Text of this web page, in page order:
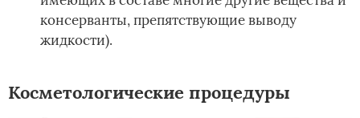
консерванты, препятствующие выводу
жидкости).
Косметологические процедуры